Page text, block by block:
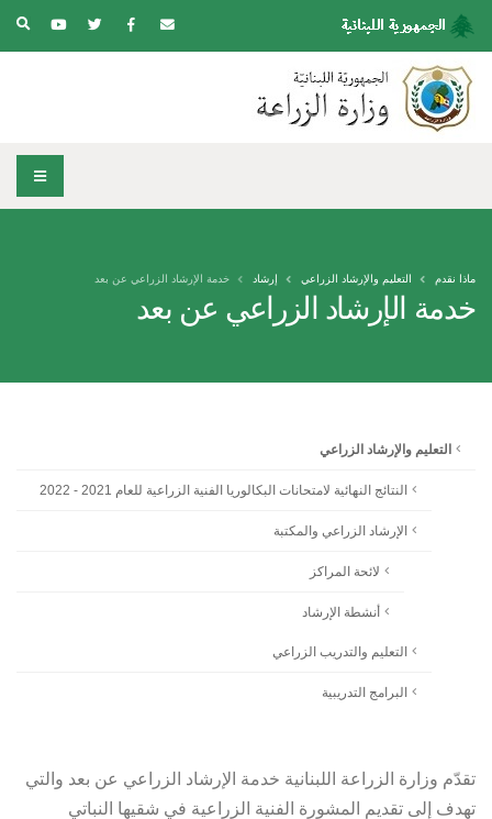
خدمة الإرشاد الزراعي عن بعد
ماذا نقدم التعليم والإرشاد الزراعي إرشاد خدمة الإرشاد الزراعي عن بعد
التعليم والإرشاد الزراعي
النتائج النهائية لامتحانات البكالوريا الفنية الزراعية للعام 2021 - 2022
الإرشاد الزراعي والمكتبة
لائحة المراكز
أنشطة الإرشاد
التعليم والتدريب الزراعي
البرامج التدريبية
تقدّم وزارة الزراعة اللبنانية خدمة الإرشاد الزراعي عن بعد والتي
تهدف إلى تقديم المشورة الفنية الزراعية في شقيها النباتي